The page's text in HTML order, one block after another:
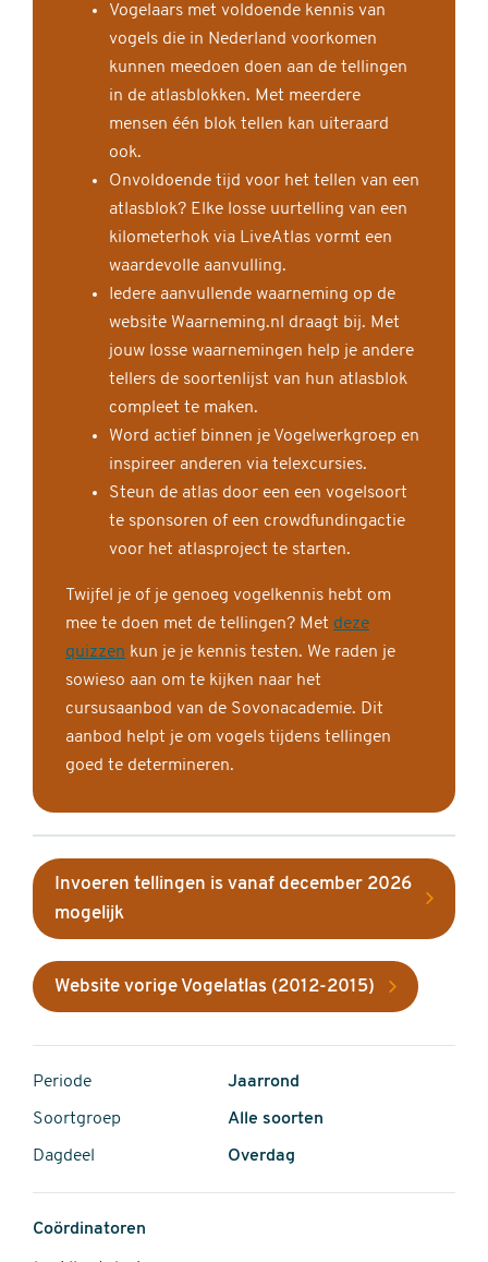
Vogelaars met voldoende kennis van
vogels die in Nederland voorkomen
kunnen meedoen doen aan de tellingen
in de atlasblokken. Met meerdere
mensen één blok tellen kan uiteraard
ook.
Onvoldoende tijd voor het tellen van een
atlasblok? Elke losse uurtelling van een
kilometerhok via LiveAtlas vormt een
waardevolle aanvulling.
Iedere aanvullende waarneming op de
website Waarneming.nl draagt bij. Met
jouw losse waarnemingen help je andere
tellers de soortenlijst van hun atlasblok
compleet te maken.
Word actief binnen je Vogelwerkgroep en
inspireer anderen via telexcursies.
Steun de atlas door een een vogelsoort
te sponsoren of een crowdfundingactie
voor het atlasproject te starten.
Twijfel je of je genoeg vogelkennis hebt om
mee te doen met de tellingen? Met deze
quizzen kun je je kennis testen. We raden je
sowieso aan om te kijken naar het
cursusaanbod van de Sovonacademie. Dit
aanbod helpt je om vogels tijdens tellingen
goed te determineren.
Invoeren tellingen is vanaf december 2026
mogelijk
Website vorige Vogelatlas (2012-2015)
Periode Jaarrond
Soortgroep Alle soorten
Dagdeel Overdag
Coördinatoren